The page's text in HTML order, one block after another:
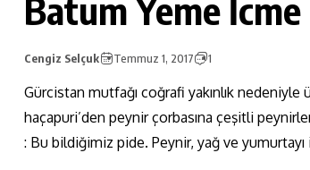
Batum Yeme
Cengiz Selçuk Temmuz 1, 2017 1
Gürcistan mutfağı coğrafi yakınlık
haçapuri’den peynir çorbasına çeşitli
: Bu bildiğimiz pide. Peynir, yağ ve